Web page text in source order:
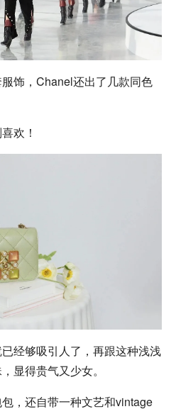
饰，Chanel还出了几款同色
欢！
经够吸引人了，再跟这种浅浅
显得贵气又少女。
，还自带一种文艺和vintage